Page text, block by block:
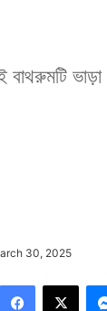
30, 2025